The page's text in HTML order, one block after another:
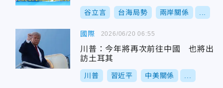
惑眾」
谷立言 台海局勢 兩岸關係
國際
川普：今年將再次前往中國 也將出
訪土耳其
川普 習近平 中美關係
2026/06/20 06:55